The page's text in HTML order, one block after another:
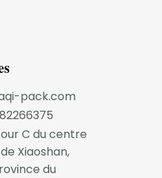
pack.com
C du centre
Xiaoshan,
du